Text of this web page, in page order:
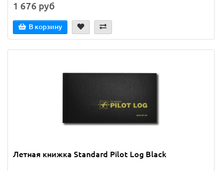
1 676 руб
В корзину
Летная книжка Standard Pilot Log Black